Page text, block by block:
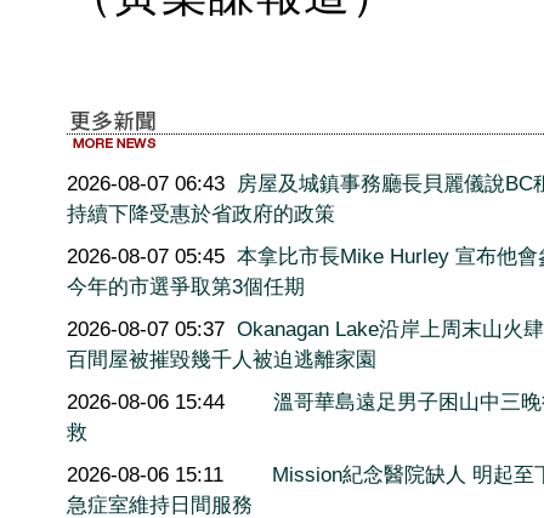
2026-08-07 06:43 房屋及城鎮事務廳長貝麗儀說BC
持續下降受惠於省政府的政策
2026-08-07 05:45 本拿比市長Mike Hurley 宣布他會
今年的市選爭取第3個任期
2026-08-07 05:37 Okanagan Lake沿岸上周末山火
百間屋被摧毀幾千人被迫逃離家園
2026-08-06 15:44
溫哥華島遠足男子困山中三
救
2026-08-06 15:11
Mission紀念醫院缺人 明起至
急症室維持日間服務